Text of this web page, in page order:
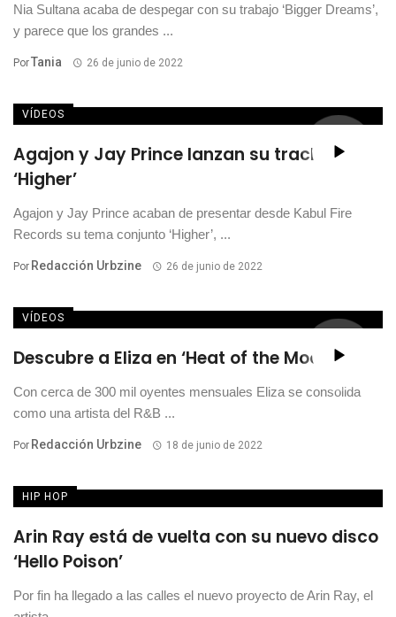
Nia Sultana acaba de despegar con su trabajo ‘Bigger Dreams’,
y parece que los grandes ...
PorTania 26 de junio de 2022
VÍDEOS
Agajon y Jay Prince lanzan su track
‘Higher’
Agajon y Jay Prince acaban de presentar desde Kabul Fire
Records su tema conjunto ‘Higher’, ...
Por Redacción Urbzine 26 de junio de 2022
VÍDEOS
Descubre a Eliza en ‘Heat of the Moon’
Con cerca de 300 mil oyentes mensuales Eliza se consolida
como una artista del R&B ...
Por Redacción Urbzine 18 de junio de 2022
HIP HOP
Arin Ray está de vuelta con su nuevo disco
‘Hello Poison’
Por fin ha llegado a las calles el nuevo proyecto de Arin Ray, el